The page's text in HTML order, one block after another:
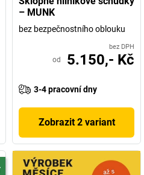
– MUNK
bez bezpečnostního oblouku
bez DPH
od 5.150,- Kč
3-4 pracovní dny
Zobrazit 2 variant